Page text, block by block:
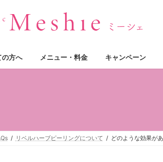
の方へ メニュー・料金 キャンペーン
リベルハーブピーリングについて どのような効果が